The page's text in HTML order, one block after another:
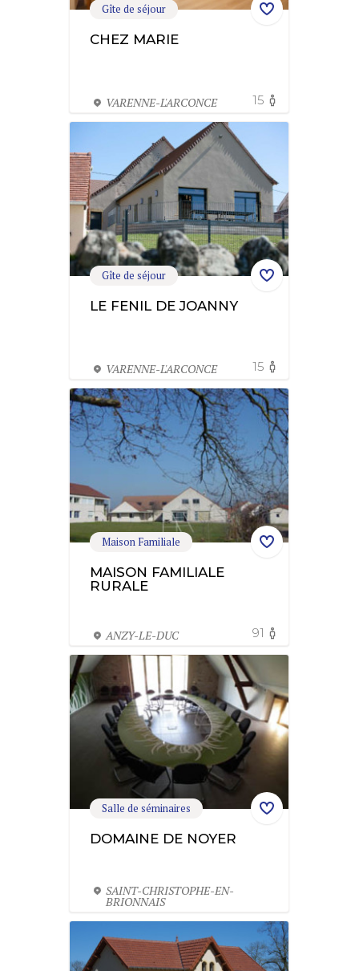
Gîte de séjour
CHEZ MARIE
VARENNE-L'ARCONCE 15
Gîte de séjour
LE FENIL DE JOANNY
VARENNE-L'ARCONCE 15
Maison Familiale
MAISON FAMILIALE
RURALE
ANZY-LE-DUC 91
Salle de séminaires
DOMAINE DE NOYER
SAINT-CHRISTOPHE-EN-
BRIONNAIS